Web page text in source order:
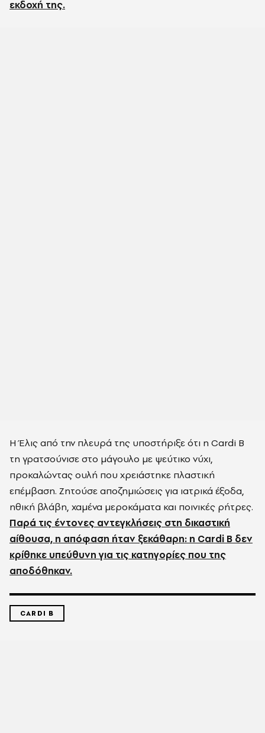
εκδοχή της.
Η Έλις από την πλευρά της υποστήριξε ότι η Cardi B
τη γρατσούνισε στο μάγουλο με ψεύτικο νύχι,
προκαλώντας ουλή που χρειάστηκε πλαστική
επέμβαση. Ζητούσε αποζημιώσεις για ιατρικά έξοδα,
ηθική βλάβη, χαμένα μεροκάματα και ποινικές ρήτρες.
Παρά τις έντονες αντεγκλήσεις στη δικαστική
αίθουσα, η απόφαση ήταν ξεκάθαρη: η Cardi B δεν
κρίθηκε υπεύθυνη για τις κατηγορίες που της
αποδόθηκαν.
CARDI B